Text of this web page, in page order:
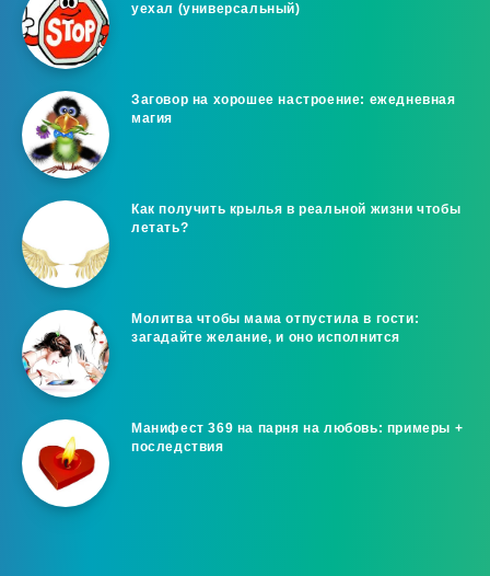
уехал (универсальный)
Заговор на хорошее настроение: ежедневная
магия
Как получить крылья в реальной жизни чтобы
летать?
Молитва чтобы мама отпустила в гости:
загадайте желание, и оно исполнится
Манифест 369 на парня на любовь: примеры +
последствия